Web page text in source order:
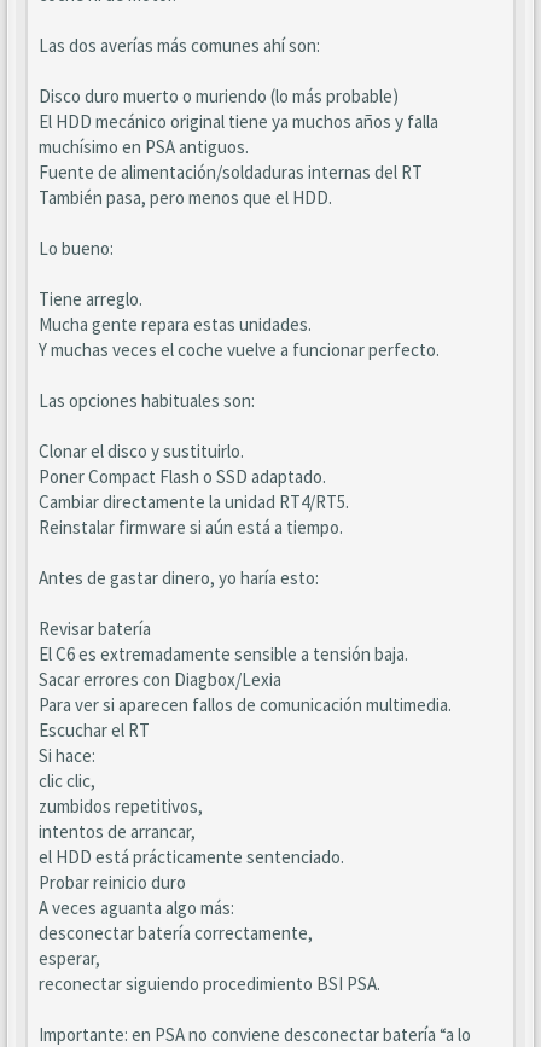
Las dos averías más comunes ahí son:
Disco duro muerto o muriendo (lo más probable)
El HDD mecánico original tiene ya muchos años y falla
muchísimo en PSA antiguos.
Fuente de alimentación/soldaduras internas del RT
También pasa, pero menos que el HDD.
Lo bueno:
Tiene arreglo.
Mucha gente repara estas unidades.
Y muchas veces el coche vuelve a funcionar perfecto.
Las opciones habituales son:
Clonar el disco y sustituirlo.
Poner Compact Flash o SSD adaptado.
Cambiar directamente la unidad RT4/RT5.
Reinstalar firmware si aún está a tiempo.
Antes de gastar dinero, yo haría esto:
Revisar batería
El C6 es extremadamente sensible a tensión baja.
Sacar errores con Diagbox/Lexia
Para ver si aparecen fallos de comunicación multimedia.
Escuchar el RT
Si hace:
clic clic,
zumbidos repetitivos,
intentos de arrancar,
el HDD está prácticamente sentenciado.
Probar reinicio duro
A veces aguanta algo más:
desconectar batería correctamente,
esperar,
reconectar siguiendo procedimiento BSI PSA.
Importante: en PSA no conviene desconectar batería “a lo